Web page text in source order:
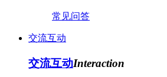
常见问答
交流互动
交流互动Interaction